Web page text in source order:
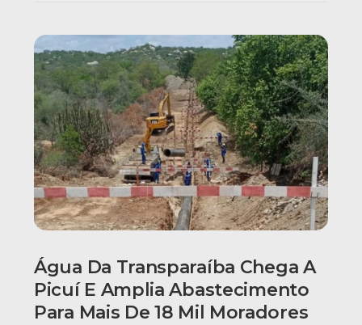
Água Da Transparaíba Chega A
Picuí E Amplia Abastecimento
Para Mais De 18 Mil Moradores